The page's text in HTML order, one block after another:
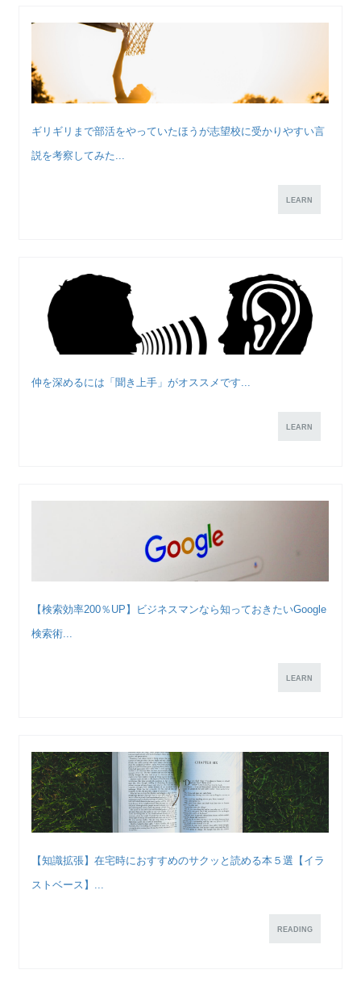
ギリギリまで部活をやっていたほうが志望校に受かりやすい言
説を考察してみた...
LEARN
仲を深めるには「聞き上手」がオススメです...
LEARN
【検索効率200％UP】ビジネスマンなら知っておきたいGoogle
検索術...
LEARN
【知識拡張】在宅時におすすめのサクッと読める本５選【イラ
ストベース】...
READING